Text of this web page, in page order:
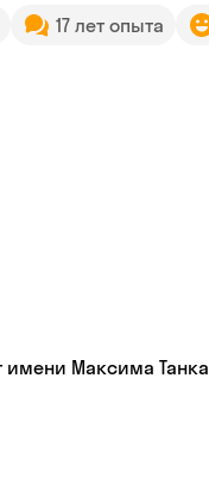
17 лет опыта
имени Максима Танка